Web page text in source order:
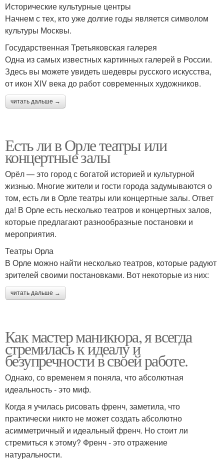
Исторические культурные центры
Начнем с тех, кто уже долгие годы является символом
культуры Москвы.
Государственная Третьяковская галерея
Одна из самых известных картинных галерей в России.
Здесь вы можете увидеть шедевры русского искусства,
от икон XIV века до работ современных художников.
читать дальше →
Есть ли в Орле театры или
концертные залы
Орёл — это город с богатой историей и культурной
жизнью. Многие жители и гости города задумываются о
том, есть ли в Орле театры или концертные залы. Ответ
да! В Орле есть несколько театров и концертных залов,
которые предлагают разнообразные постановки и
мероприятия.
Театры Орла
В Орле можно найти несколько театров, которые радуют
зрителей своими постановками. Вот некоторые из них:
читать дальше →
Как мастер маникюра, я всегда
стремилась к идеалу и
безупречности в своей работе.
Однако, со временем я поняла, что абсолютная
идеальность - это миф.
Когда я училась рисовать френч, заметила, что
практически никто не может создать абсолютно
асимметричный и идеальный френч. Но стоит ли
стремиться к этому? Френч - это отражение
натуральности.